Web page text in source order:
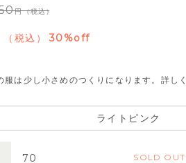
（税込）
税込 30%off
は少し小さめのつくりになります。 詳し
ライトピンク
70 SOLD OUT